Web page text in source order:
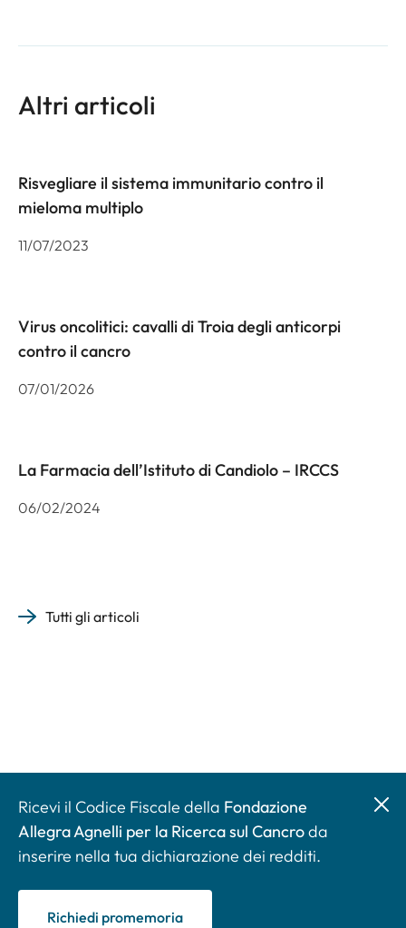
Altri articoli
Risvegliare il sistema immunitario contro il
mieloma multiplo
11/07/2023
Virus oncolitici: cavalli di Troia degli anticorpi
contro il cancro
07/01/2026
La Farmacia dell’Istituto di Candiolo – IRCCS
06/02/2024
Tutti gli articoli
Ricevi il Codice Fiscale della Fondazione
Allegra Agnelli per la Ricerca sul Cancroda
inserire nella tua dichiarazione dei redditi.
Richiedi promemoria